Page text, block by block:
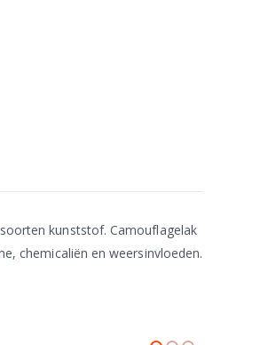
kunststof. Camouflagelak
chemicaliën en weersinvloeden.